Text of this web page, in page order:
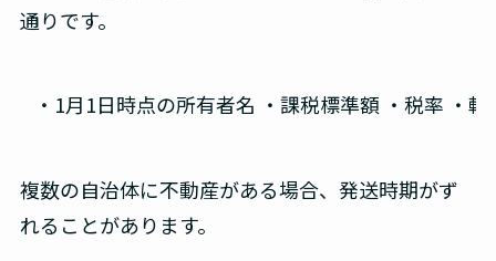
通りです。
・1月1日時点の所有者名 ・課税標準額 ・税率 ・
複数の自治体に不動産がある場合、発送時期がず
れることがあります。